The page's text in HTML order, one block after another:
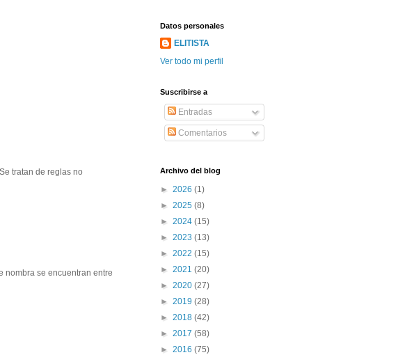
tratan de reglas no
nombra se encuentran entre
Datos personales
ELITISTA
Ver todo mi perfil
Suscribirse a
Entradas
Comentarios
Archivo del blog
► 2026 (1)
► 2025 (8)
► 2024 (15)
► 2023 (13)
► 2022 (15)
► 2021 (20)
► 2020 (27)
► 2019 (28)
► 2018 (42)
► 2017 (58)
► 2016 (75)